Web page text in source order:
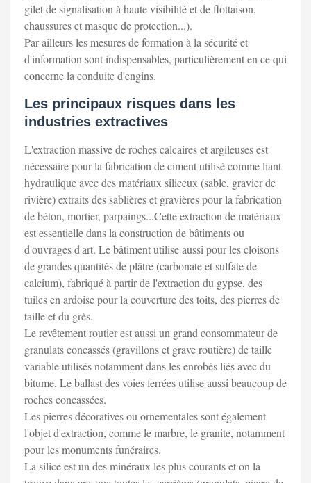
gilet de signalisation à haute visibilité et de flottaison,
chaussures et masque de protection...).
Par ailleurs les mesures de formation à la sécurité et
d'information sont indispensables, particulièrement en ce qui
concerne la conduite d'engins.
Les principaux risques dans les
industries extractives
L'extraction massive de roches calcaires et argileuses est
nécessaire pour la fabrication de ciment utilisé comme liant
hydraulique avec des matériaux siliceux (sable, gravier de
rivière) extraits des sablières et gravières pour la fabrication
de béton, mortier, parpaings...Cette extraction de matériaux
est essentielle dans la construction de bâtiments ou
d'ouvrages d'art. Le bâtiment utilise aussi pour les cloisons
de grandes quantités de plâtre (carbonate et sulfate de
calcium), fabriqué à partir de l'extraction du gypse, des
tuiles en ardoise pour la couverture des toits, des pierres de
taille et du grès.
Le revêtement routier est aussi un grand consommateur de
granulats concassés (gravillons et grave routière) de taille
variable utilisés notamment dans les enrobés liés avec du
bitume. Le ballast des voies ferrées utilise aussi beaucoup de
roches concassées.
Les pierres décoratives ou ornementales sont également
l'objet d'extraction, comme le marbre, le granite, notamment
pour les monuments funéraires.
La silice est un des minéraux les plus courants et on la